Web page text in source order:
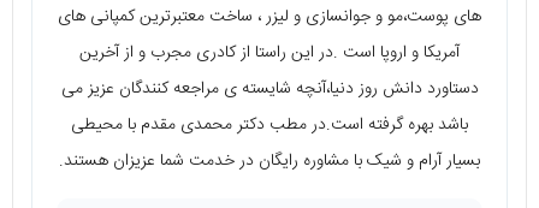
های پوست،مو و جوانسازی و لیزر ، ساخت معتبرترین کمپانی های
آمریکا و اروپا است .در این راستا از کادری مجرب و از آخرین
دستاورد دانش روز دنیا،آنچه شایسته ی مراجعه کنندگان عزیز می
باشد بهره گرفته است.در مطب دکتر محمدی مقدم با محیطی
بسیار آرام و شیک با مشاوره رایگان در خدمت شما عزیزان هستند.